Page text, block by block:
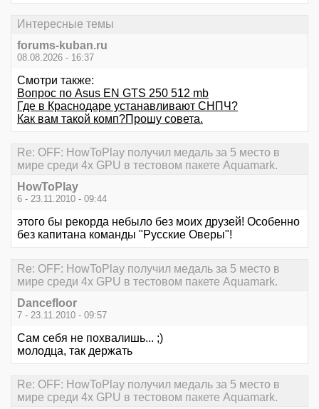
Интересные темы
forums-kuban.ru
08.08.2026 - 16:37
Смотри также:
Вопрос по Asus EN GTS 250 512 mb
Где в Краснодаре устанавливают СНПЧ?
Как вам такой комп?Прошу совета.
Re: OFF: HowToPlay получил медаль за 5 место в
мире среди 4х GPU в тестовом пакете Aquamark.
HowToPlay
6 - 23.11.2010 - 09:44
этого бы рекорда небыло без моих друзей! Особенно
без капитана команды "Русские Оверы"!
Re: OFF: HowToPlay получил медаль за 5 место в
мире среди 4х GPU в тестовом пакете Aquamark.
Dancefloor
7 - 23.11.2010 - 09:57
Сам себя не похвалишь... ;)
молодца, так держать
Re: OFF: HowToPlay получил медаль за 5 место в
мире среди 4х GPU в тестовом пакете Aquamark.